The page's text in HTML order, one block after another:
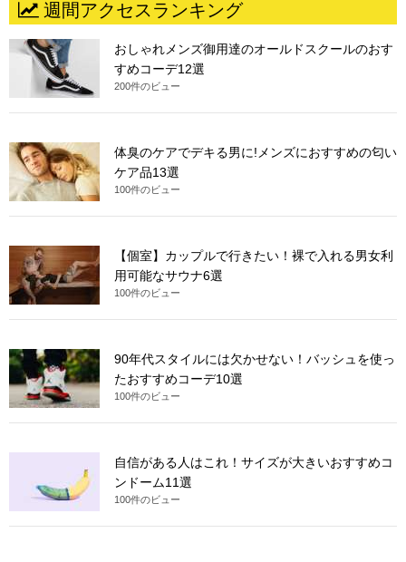
週間アクセスランキング
おしゃれメンズ御用達のオールドスクールのおす
すめコーデ12選
200件のビュー
体臭のケアでデキる男に!メンズにおすすめの匂い
ケア品13選
100件のビュー
【個室】カップルで行きたい！裸で入れる男女利
用可能なサウナ6選
100件のビュー
90年代スタイルには欠かせない！バッシュを使っ
たおすすめコーデ10選
100件のビュー
自信がある人はこれ！サイズが大きいおすすめコ
ンドーム11選
100件のビュー